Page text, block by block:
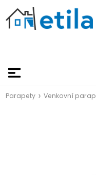
Parapety Venkovní